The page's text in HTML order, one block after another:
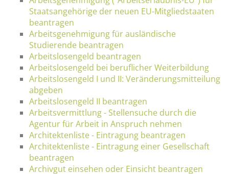
Staatsangehörige der neuen EU-Mitgliedstaaten
beantragen
Arbeitsgenehmigung für ausländische
Studierende beantragen
Arbeitslosengeld beantragen
Arbeitslosengeld bei beruflicher Weiterbildung
Arbeitslosengeld I und II: Veränderungsmitteilung
abgeben
Arbeitslosengeld II beantragen
Arbeitsvermittlung - Stellensuche durch die
Agentur für Arbeit in Anspruch nehmen
Architektenliste - Eintragung beantragen
Architektenliste - Eintragung einer Gesellschaft
beantragen
Archivgut einsehen oder Einsicht beantragen